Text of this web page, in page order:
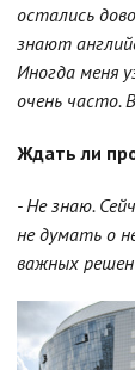
остались
знают
Иногда меня
очень часто.
Ждать ли
- Не знаю.
не думать о
важных